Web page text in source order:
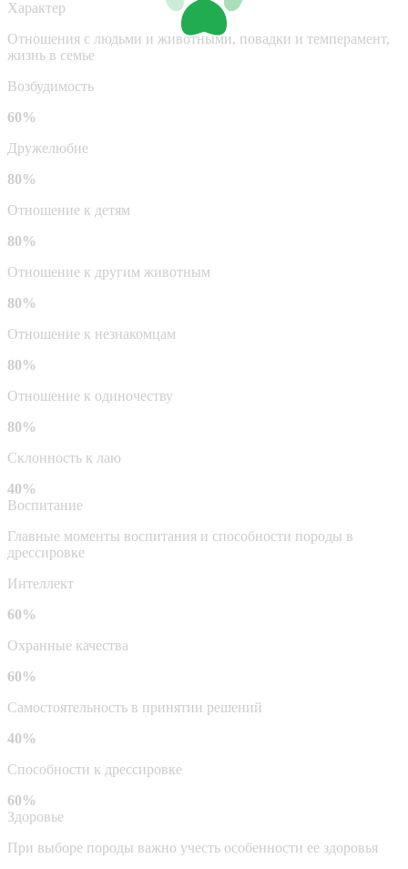
Характер
Отношения с людьми и животными, повадки и темперамент,
жизнь в семье
Возбудимость
60%
Дружелюбие
80%
Отношение к детям
80%
Отношение к другим животным
80%
Отношение к незнакомцам
80%
Отношение к одиночеству
80%
Склонность к лаю
40%
Воспитание
Главные моменты воспитания и способности породы в
дрессировке
Интеллект
60%
Охранные качества
60%
Самостоятельность в принятии решений
40%
Способности к дрессировке
60%
Здоровье
При выборе породы важно учесть особенности ее здоровья